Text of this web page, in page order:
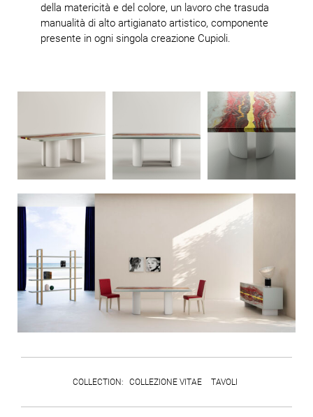
della matericità e del colore, un lavoro che trasuda
manualità di alto artigianato artistico, componente
presente in ogni singola creazione Cupioli.
COLLECTION: COLLEZIONE VITAE TAVOLI